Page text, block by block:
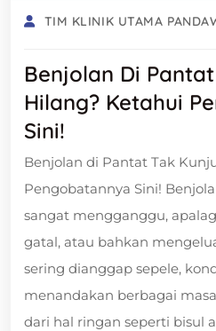
TIM KLINIK UTAMA
Benjolan Di
Hilang? Ketahui
Sini!
Benjolan di Pantat Tak
Pengobatannya Sini!
sangat mengganggu,
gatal, atau bahkan
sering dianggap sepele,
menandakan berbagai
dari hal ringan seperti bisul